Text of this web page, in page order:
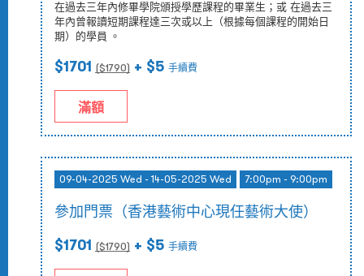
在過去三年內修畢學院頒授學歷課程的畢業生；或 在過去三
年內曾報讀短期課程達三次或以上（根據每個課程的開始日
期）的學員 。
$1701 ($1790) + $5 手續費
滿額
09-04-2025 Wed - 14-05-2025 Wed 7:00pm - 9:00pm
參加門票（香港藝術中心現任藝術大使）
$1701 ($1790) + $5 手續費